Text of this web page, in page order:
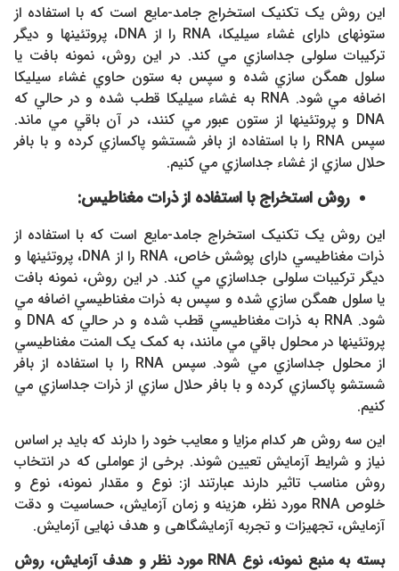
این روش یک تکنیک استخراج جامد-مایع است که با استفاده از
ستونهای دارای غشاء سيليكا، RNA را از DNA، پروتئینها و دیگر
ترکیبات سلولی جداسازي مي كند. در این روش، نمونه بافت یا
سلول همگن سازي شده و سپس به ستون حاوي غشاء سيليكا
اضافه مي شود. RNA به غشاء سيليكا قطب شده و در حالي که
DNA و پروتئینها از ستون عبور مي کنند، در آن باقي مي ماند.
سپس RNA را با استفاده از بافر شستشو پاكسازي کرده و با بافر
حلال سازي از غشاء جداسازي مي كنيم.
روش استخراج با استفاده از ذرات مغناطيس:
این روش یک تکنیک استخراج جامد-مایع است که با استفاده از
ذرات مغناطيسي دارای پوشش خاص، RNA را از DNA، پروتئینها و
دیگر ترکیبات سلولی جداسازي مي كند. در این روش، نمونه بافت
یا سلول همگن سازي شده و سپس به ذرات مغناطيسي اضافه مي
شود. RNA به ذرات مغناطيسي قطب شده و در حالي که DNA و
پروتئینها در محلول باقي مي مانند، به کمک یک المنت مغناطيسي
از محلول جداسازي مي شود. سپس RNA را با استفاده از بافر
شستشو پاكسازي کرده و با بافر حلال سازي از ذرات جداسازي مي
كنيم.
این سه روش هر کدام مزایا و معایب خود را دارند که باید بر اساس
نیاز و شرایط آزمایش تعیین شوند. برخی از عواملی که در انتخاب
روش مناسب تاثیر دارند عبارتند از: نوع و مقدار نمونه، نوع و
خلوص RNA مورد نظر، هزینه و زمان آزمایش، حساسیت و دقت
آزمایش، تجهیزات و تجربه آزمایشگاهی و هدف نهایی آزمایش.
بسته به منبع نمونه، نوعRNA مورد نظر و هدف آزمایش، روش